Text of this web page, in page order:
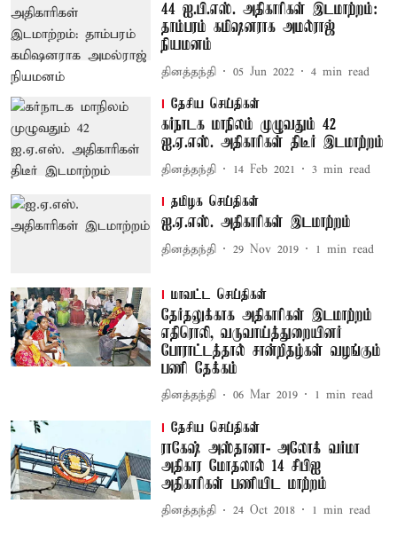
44 ஐ.பி.எஸ். அதிகாரிகள் இடமாற்றம்:
தாம்பரம் கமிஷனராக அமல்ராஜ்
நியமனம்
தினத்தந்தி 05 Jun 2022 4 min read
தேசிய செய்திகள்
கர்நாடக மாநிலம் முழுவதும் 42
ஐ.ஏ.எஸ். அதிகாரிகள் திடீர் இடமாற்றம்
தினத்தந்தி 14 Feb 2021 3 min read
தமிழக செய்திகள்
ஐ.ஏ.எஸ். அதிகாரிகள் இடமாற்றம்
தினத்தந்தி 29 Nov 2019 1 min read
மாவட்ட செய்திகள்
தேர்தலுக்காக அதிகாரிகள் இடமாற்றம்
எதிரொலி, வருவாய்த்துறையினர்
போராட்டத்தால் சான்றிதழ்கள் வழங்கும்
பணி தேக்கம்
தினத்தந்தி 06 Mar 2019 1 min read
தேசிய செய்திகள்
ராகேஷ் அஸ்தானா- அலோக் வர்மா
அதிகார மோதலால் 14 சிபிஐ
அதிகாரிகள் பணியிட மாற்றம்
தினத்தந்தி 24 Oct 2018 1 min read